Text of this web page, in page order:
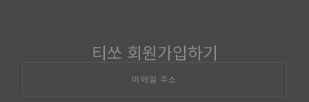
티쏘 회원가입하기
이메일 주소